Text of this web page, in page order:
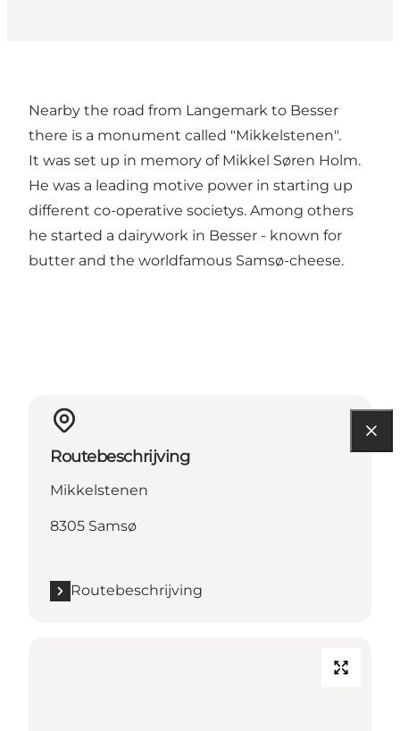
Nearby the road from Langemark to Besser
there is a monument called "Mikkelstenen".
It was set up in memory of Mikkel Søren Holm.
He was a leading motive power in starting up
different co-operative societys. Among others
he started a dairywork in Besser - known for
butter and the worldfamous Samsø-cheese.
Routebeschrijving
Mikkelstenen
8305 Samsø
Routebeschrijving